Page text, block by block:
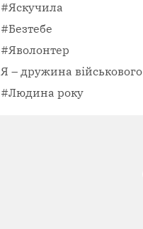
#Яскучила
#Безтебе
#Яволонтер
Я – дружина військового
#Людина року